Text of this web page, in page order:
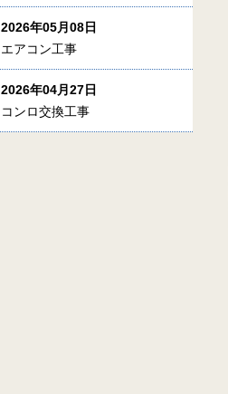
2026年05月08日
エアコン工事
2026年04月27日
コンロ交換工事